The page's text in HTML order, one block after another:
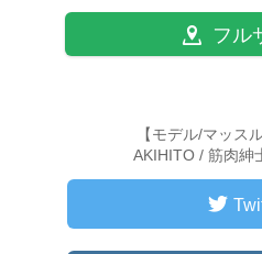
フル
【モデル/マッス
AKIHITO / 筋肉紳